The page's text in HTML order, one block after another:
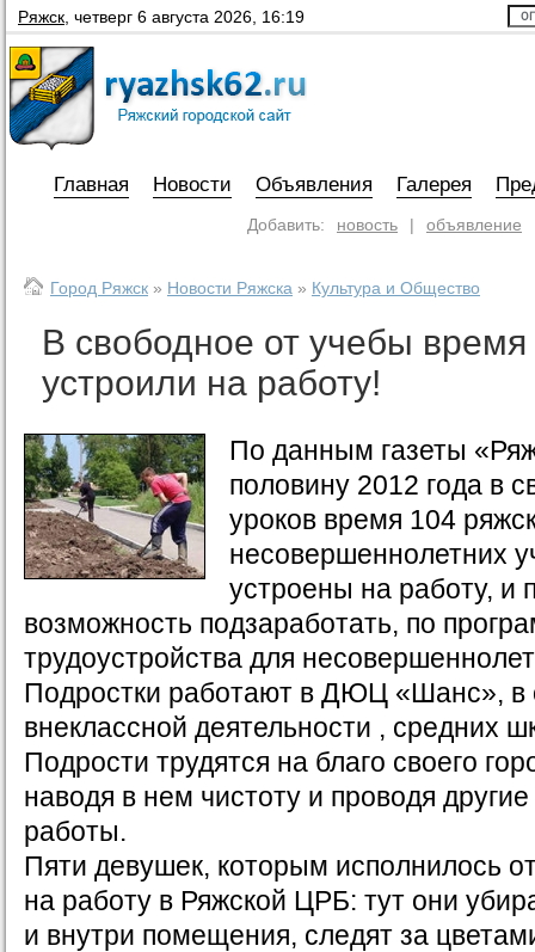
Ряжск четверг 6 августа 2026, 16:19
Главная Новости Объявления Галерея
Добавить: новость | объявление
Город Ряжск » Новости Ряжска » Культура и Общество
В свободное от учебы время
устроили на работу!
По данным газеты
половину 2012 года в
уроков время 104
несовершеннолетних
устроены на работу, и
возможность подзаработать, по
трудоустройства для
Подростки работают в ДЮЦ «Шанс», в
внеклассной деятельности ,
Подрости трудятся на благо своего
наводя в нем чистоту и проводя
работы.
Пяти девушек, которым исполнилось
на работу в Ряжской ЦРБ: тут они
и внутри помещения, следят за